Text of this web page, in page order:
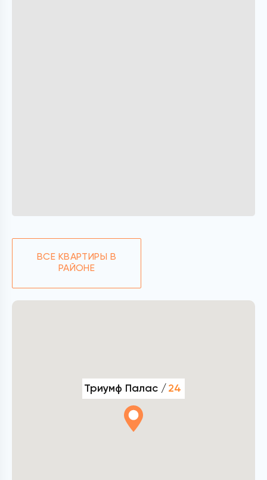
ВСЕ КВАРТИРЫ В
РАЙОНЕ
Триумф Палас / 24